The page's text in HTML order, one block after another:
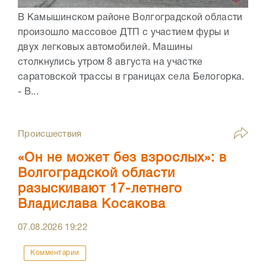
В Камышинском районе Волгоградской области
произошло массовое ДТП с участием фуры и
двух легковых автомобилей. Машины
столкнулись утром 8 августа на участке
саратовской трассы в границах села Белогорка.
- В...
Происшествия
«Он не может без взрослых»: в
Волгоградской области
разыскивают 17-летнего
Владислава Косакова
07.08.2026 19:22
Комментарии